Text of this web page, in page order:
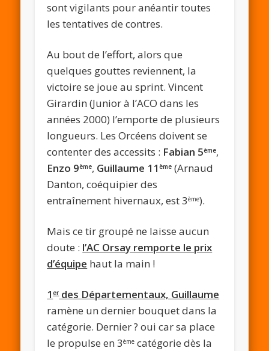
sont vigilants pour anéantir toutes
les tentatives de contres.
Au bout de l’effort, alors que
quelques gouttes reviennent, la
victoire se joue au sprint. Vincent
Girardin (Junior à l’ACO dans les
années 2000) l’emporte de plusieurs
longueurs. Les Orcéens doivent se
contenter des accessits : Fabian 5ème,
Enzo 9ème, Guillaume 11ème (Arnaud
Danton, coéquipier des
entraînement hivernaux, est 3ème).
Mais ce tir groupé ne laisse aucun
doute : l’AC Orsay remporte le prix
d’équipe haut la main !
1erdes Départementaux, Guillaume
ramène un dernier bouquet dans la
catégorie. Dernier ? oui car sa place
le propulse en 3ème catégorie dès la